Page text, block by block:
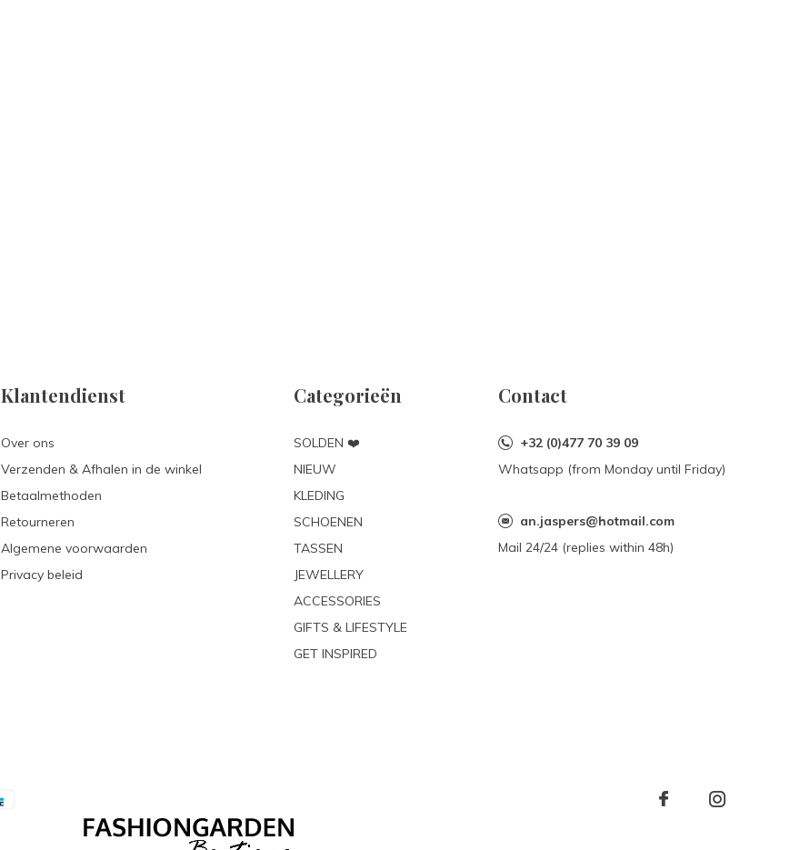
Klantendienst
Over ons
Verzenden & Afhalen in de winkel
Betaalmethoden
Retourneren
Algemene voorwaarden
Privacy beleid
Categorieën
SOLDEN ❤️
NIEUW
KLEDING
SCHOENEN
TASSEN
JEWELLERY
ACCESSORIES
GIFTS & LIFESTYLE
GET INSPIRED
Contact
+32 (0)477 70 39 09
Whatsapp (from Monday until Friday)
an.jaspers@hotmail.com
Mail 24/24 (replies within 48h)